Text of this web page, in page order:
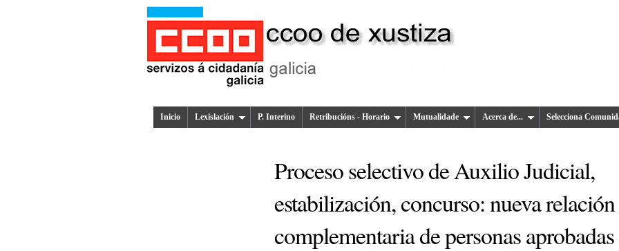
Inicio Lexislación P. Interino Retribucións - Horario Mutualidade Acerca de... Selecciona
Proceso selectivo de Auxilio Judicial,
estabilización, concurso: nueva relación
complementaria de personas aprobadas